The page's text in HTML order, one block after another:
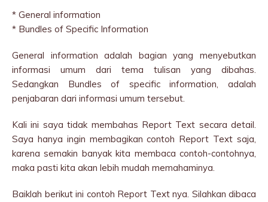
* General information
* Bundles of Specific Information
General information adalah bagian yang menyebutkan
informasi umum dari tema tulisan yang dibahas.
Sedangkan Bundles of specific information, adalah
penjabaran dari informasi umum tersebut.
Kali ini saya tidak membahas Report Text secara detail.
Saya hanya ingin membagikan contoh Report Text saja,
karena semakin banyak kita membaca contoh-contohnya,
maka pasti kita akan lebih mudah memahaminya.
Baiklah berikut ini contoh Report Text nya. Silahkan dibaca